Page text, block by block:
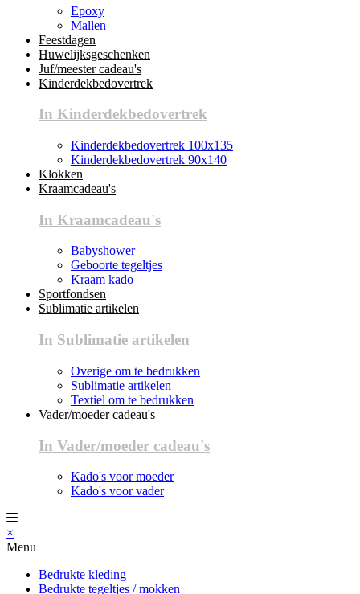
Epoxy
Mallen
Feestdagen
Huwelijksgeschenken
Juf/meester cadeau's
Kinderdekbedovertrek
In Kinderdekbedovertrek
Kinderdekbedovertrek 100x135
Kinderdekbedovertrek 90x140
Klokken
Kraamcadeau's
In Kraamcadeau's
Babyshower
Geboorte tegeltjes
Kraam kado
Sportfondsen
Sublimatie artikelen
In Sublimatie artikelen
Overige om te bedrukken
Sublimatie artikelen
Textiel om te bedrukken
Vader/moeder cadeau's
In Vader/moeder cadeau's
Kado's voor moeder
Kado's voor vader
×
Menu
Bedrukte kleding
Bedrukte tegeltjes / mokken